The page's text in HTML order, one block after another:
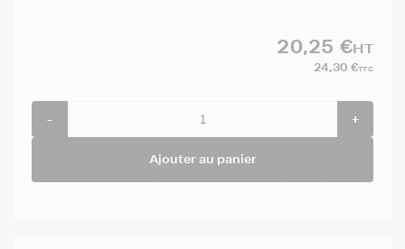
20,25 €HT
24,30 €TTC
- +
Ajouter au panier